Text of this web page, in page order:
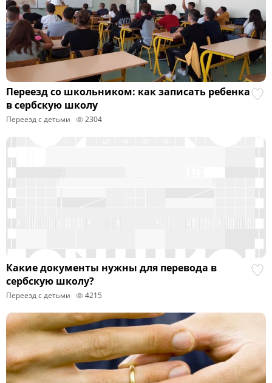
Переезд со школьником: как записать ребенка
в сербскую школу
Переезд с детьми 2304
Какие документы нужны для перевода в
сербскую школу?
Переезд с детьми 4215